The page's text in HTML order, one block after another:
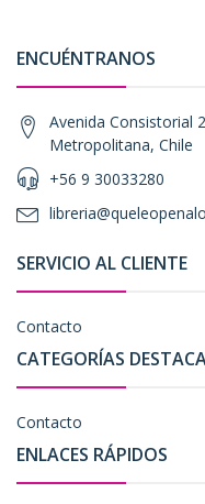
ENCUÉNTRANOS
Avenida Consistorial
Metropolitana, Chile
+56 9 30033280
SERVICIO AL CLIENTE
Contacto
CATEGORÍAS
Contacto
ENLACES RÁPIDOS